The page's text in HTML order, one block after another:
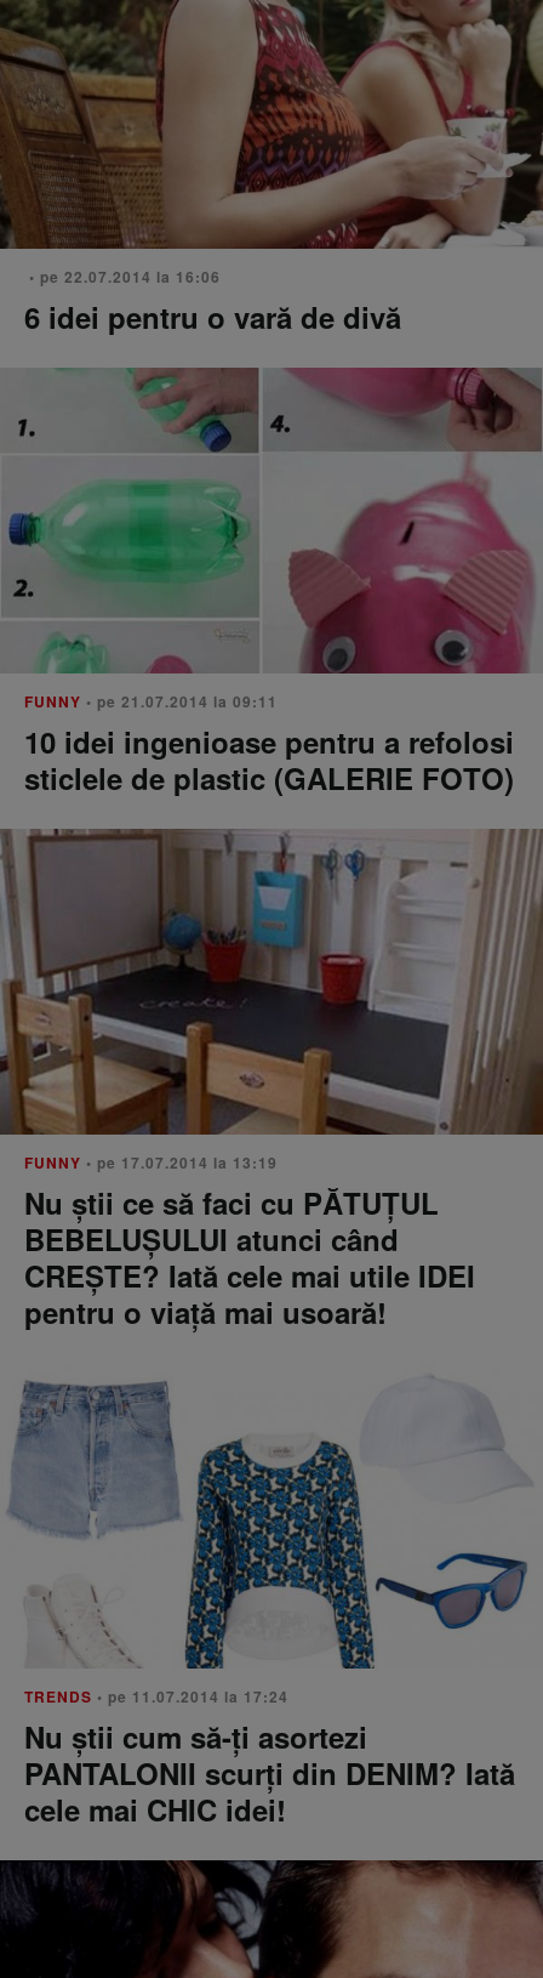
• pe 22.07.2014 la 16:06
6 idei pentru o vară de divă
FUNNY • pe 21.07.2014 la 09:11
10 idei ingenioase pentru a refolosi
sticlele de plastic (GALERIE FOTO)
FUNNY • pe 17.07.2014 la 13:19
Nu știi ce să faci cu PĂTUȚUL
BEBELUȘULUI atunci când
CREȘTE? Iată cele mai utile IDEI
pentru o viață mai usoară!
TRENDS • pe 11.07.2014 la 17:24
Nu știi cum să-ți asortezi
PANTALONII scurți din DENIM? Iată
cele mai CHIC idei!